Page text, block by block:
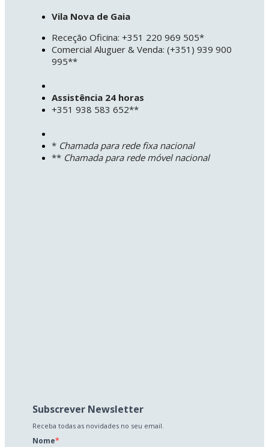
Vila Nova de Gaia
Receção Oficina: +351 220 969 505*
Comercial Aluguer & Venda: (+351) 939 900
995**
Assistência 24 horas
+351 938 583 652**
* Chamada para rede fixa nacional
** Chamada para rede móvel nacional
Subscrever Newsletter
Receba todas as novidades no seu email.
Nome